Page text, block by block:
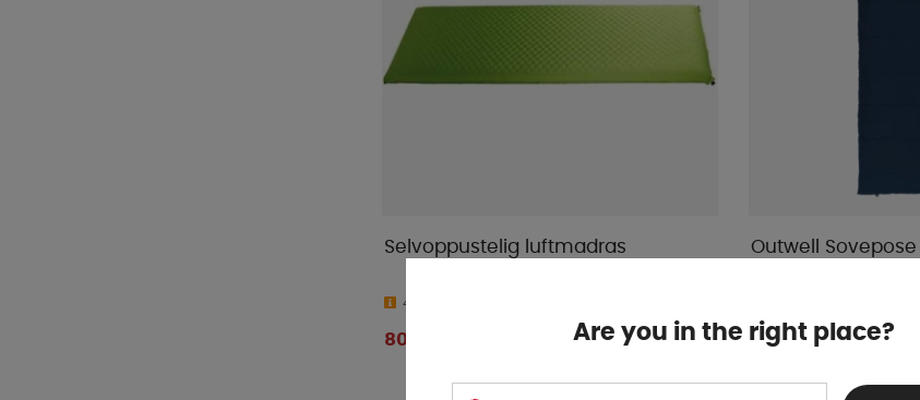
Selvoppustelig luftmadras
4-9 dage
802 DKK KØB!
Outwell
577 DKK
Are you in the right place?